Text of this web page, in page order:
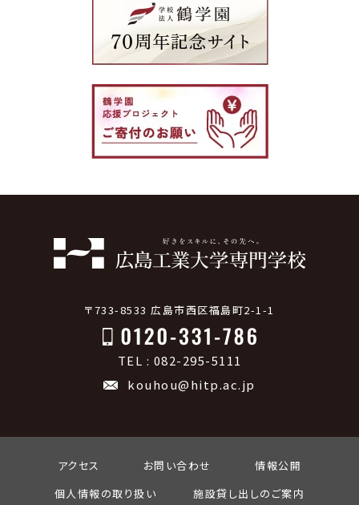
〒733-8533 広島市西区福島町2-1-1
TEL : 082-295-5111
kouhou@hitp.ac.jp
アクセス お問い合わせ
情報公開
個人情報の取り扱い
施設貸し出しのご案内